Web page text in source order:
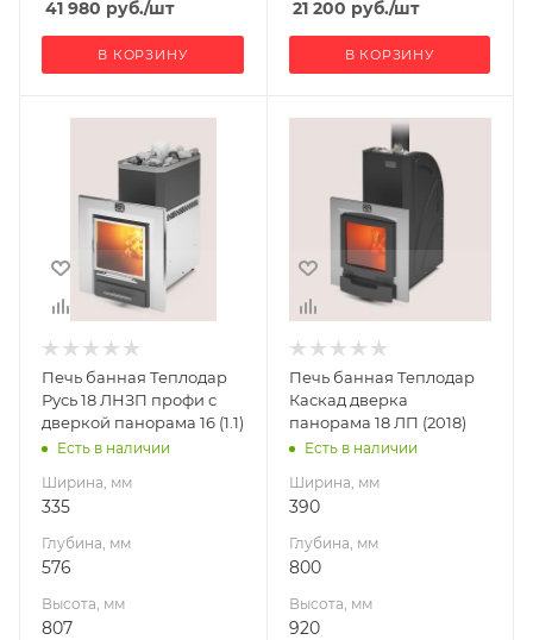
41 980 руб./шт
В КОРЗИНУ
21 200 руб./шт
В КОРЗИНУ
Высота, мм
807
Материал
Нержавеющая
сталь
Вид топлива
Дрова
Диаметр дымохода,
мм
Длина дров, мм
Масса камней, кг
Печь банная Теплодар
Русь 18 ЛНЗП профи с
дверкой панорама 16 (1.1)
Есть в наличии
Ширина, мм
335
Глубина, мм
576
Высота, мм
807
Высота, мм
920
Материал
Нержавеющая
сталь
Вид топлива
Дрова
Диаметр дымохода,
мм
Длина дров, мм
Масса камней, кг
Печь банная Теплодар
Каскад дверка
панорама 18 ЛП (2018)
Есть в наличии
Ширина, мм
390
Глубина, мм
800
Высота, мм
920